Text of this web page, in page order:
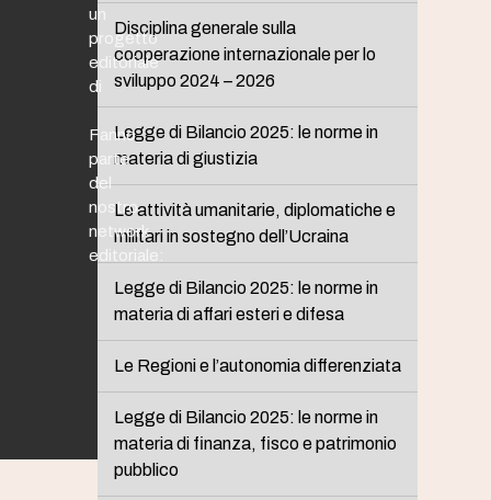
Disciplina generale sulla
cooperazione internazionale per lo
sviluppo 2024 – 2026
Legge di Bilancio 2025: le norme in
materia di giustizia
Le attività umanitarie, diplomatiche e
militari in sostegno dell’Ucraina
Legge di Bilancio 2025: le norme in
materia di affari esteri e difesa
Le Regioni e l’autonomia differenziata
Legge di Bilancio 2025: le norme in
materia di finanza, fisco e patrimonio
pubblico
un
progetto
editoriale
di
Fanno
parte
del
nostro
network
editoriale: